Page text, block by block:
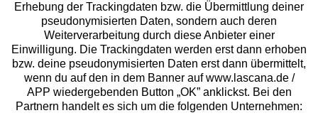
Über uns
Rechtliches
Erhebung der Trackingdaten bzw. die Übermittlung deiner
pseudonymisierten Daten, sondern auch deren
Weiterverarbeitung durch diese Anbieter einer
Einwilligung. Die Trackingdaten werden erst dann erhoben
bzw. deine pseudonymisierten Daten erst dann übermittelt,
wenn du auf den in dem Banner auf www.lascana.de /
APP wiedergebenden Button „OK” anklickst. Bei den
Partnern handelt es sich um die folgenden Unternehmen: